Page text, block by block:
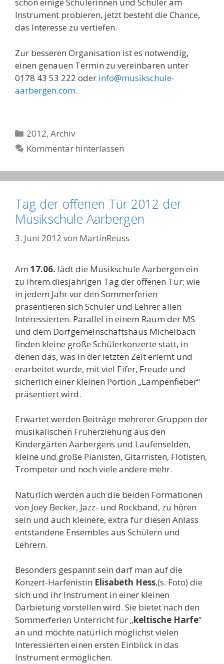
schon einige Schülerinnen und Schüler am
Instrument probieren, jetzt besteht die Chance,
das Interesse zu vertiefen.
Zur besseren Organisation ist es notwendig,
einen genauen Termin zu vereinbaren unter
0178 43 53 222 oder info@musikschule-
aarbergen.com.
Kategorien
2012,Archiv
Kommentar hinterlassen
Tag der offenen Tür 2012 der
Musikschule Aarbergen
3. Juni 2012 von MartinReuss
Am 17.06. lädt die Musikschule Aarbergen ein
zu ihrem diesjährigen Tag der offenen Tür; wie
in jedem Jahr vor den Sommerferien
präsentieren sich Schüler und Lehrer allen
Interessierten. Parallel in einem Raum der MS
und dem Dorfgemeinschaftshaus Michelbach
finden kleine große Schülerkonzerte statt, in
denen das, was in der letzten Zeit erlernt und
erarbeitet wurde, mit viel Eifer, Freude und
sicherlich einer kleinen Portion „Lampenfieber“
präsentiert wird.
Erwartet werden Beiträge mehrerer Gruppen der
musikalischen Früherziehung aus den
Kindergärten Aarbergens und Laufenselden,
kleine und große Pianisten, Gitarristen, Flötisten,
Trompeter und noch viele andere mehr.
Natürlich werden auch die beiden Formationen
von Joey Becker, Jazz- und Rockband, zu hören
sein und auch kleinere, extra für diesen Anlass
entstandene Ensembles aus Schülern und
Lehrern.
Besonders gespannt sein darf man auf die
Konzert-Harfenistin Elisabeth Hess,(s. Foto) die
sich und ihr Instrument in einer kleinen
Darbietung vorstellen wird. Sie bietet nach den
Sommerferien Unterricht für „keltische Harfe“
an und möchte natürlich möglichst vielen
Interessierten einen ersten Einblick in das
Instrument ermöglichen.